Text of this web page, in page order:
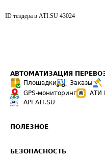
ID тендера в ATI.SU 43024
АВТОМАТИЗАЦИЯ
Площадки
Заказы
GPS-мониторинг
АТИ
API ATI.SU
ПОЛЕЗНОЕ
БЕЗОПАСНОСТЬ